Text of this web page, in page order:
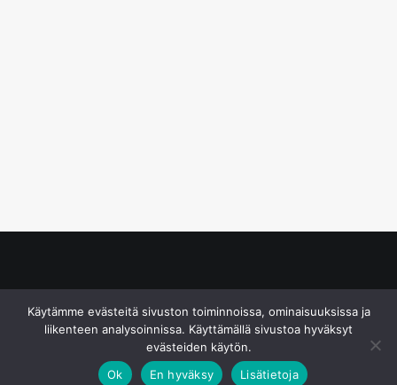
Käytämme evästeitä sivuston toiminnoissa, ominaisuuksissa ja
liikenteen analysoinnissa. Käyttämällä sivustoa hyväksyt
evästeiden käytön.
Ok
En hyväksy Lisätietoja